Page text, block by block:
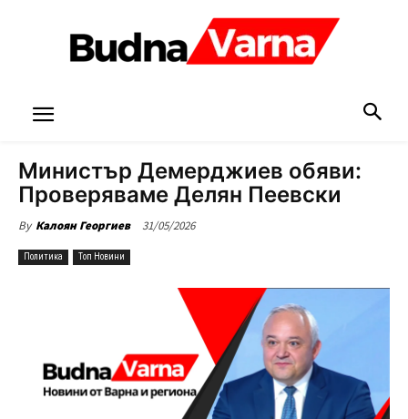
Министър Демерджиев обяви:
Проверяваме Делян Пеевски
By Калоян Георгиев 31/05/2026
Политика Топ Новини